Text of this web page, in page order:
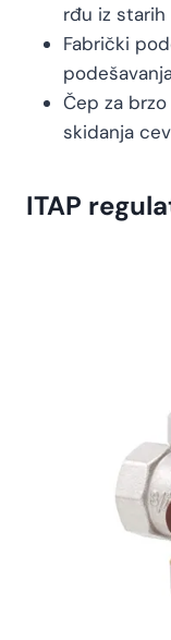
rđu iz starih
Fabrički
Čep za
skidanja
ITAP